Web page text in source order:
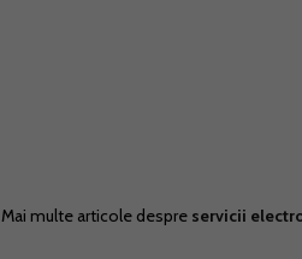
Mai multe articole despre servicii